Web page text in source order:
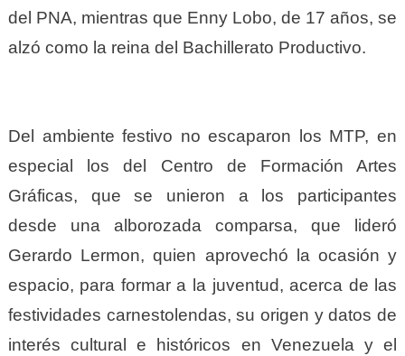
del PNA, mientras que Enny Lobo, de 17 años, se
alzó como la reina del Bachillerato Productivo.
Del ambiente festivo no escaparon los MTP, en
especial los del Centro de Formación Artes
Gráficas, que se unieron a los participantes
desde una alborozada comparsa, que lideró
Gerardo Lermon, quien aprovechó la ocasión y
espacio, para formar a la juventud, acerca de las
festividades carnestolendas, su origen y datos de
interés cultural e históricos en Venezuela y el